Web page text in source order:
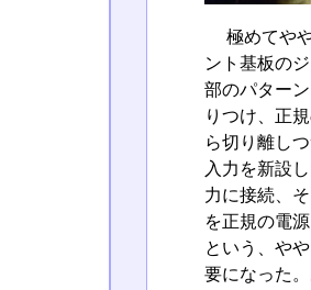
極めてや
ント基板の
部のパター
りつけ、正
ら切り離し
入力を新設
力に接続、
を正規の電
という、や
要になった